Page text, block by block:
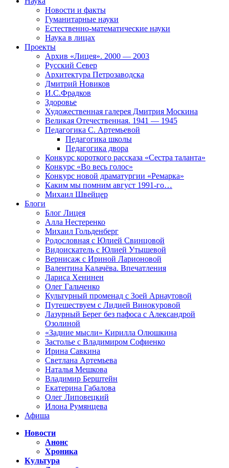
Новости и факты
Гуманитарные науки
Естественно-математические науки
Наука в лицах
Проекты
Архив «Лицея». 2000 — 2003
Русский Север
Архитектура Петрозаводска
Дмитрий Новиков
И.С.Фрадков
Здоровье
Художественная галерея Дмитрия Москина
Великая Отечественная. 1941 — 1945
Педагогика С. Артемьевой
Педагогика школы
Педагогика двора
Конкурс короткого рассказа «Сестра таланта»
Конкурс «Во весь голос»
Конкурс новой драматургии «Ремарка»
Каким мы помним август 1991-го…
Михаил Швейцер
Блоги
Блог Лицея
Алла Нестеренко
Михаил Гольденберг
Родословная с Юлией Свинцовой
Видоискатель с Юлией Утышевой
Вернисаж с Ириной Ларионовой
Валентина Калачёва. Впечатления
Лариса Хенинен
Олег Гальченко
Культурный променад с Зоей Арнаутовой
Путешествуем с Лидией Винокуровой
Лазурный Берег без пафоса с Александрой
Озолиной
«Задние мысли» Кирилла Олюшкина
Застолье с Владимиром Софиенко
Ирина Савкина
Светлана Артемьева
Наталья Мешкова
Владимир Берштейн
Екатерина Габалова
Олег Липовецкий
Илона Румянцева
Афиша
Новости
Анонс
Хроника
Культура